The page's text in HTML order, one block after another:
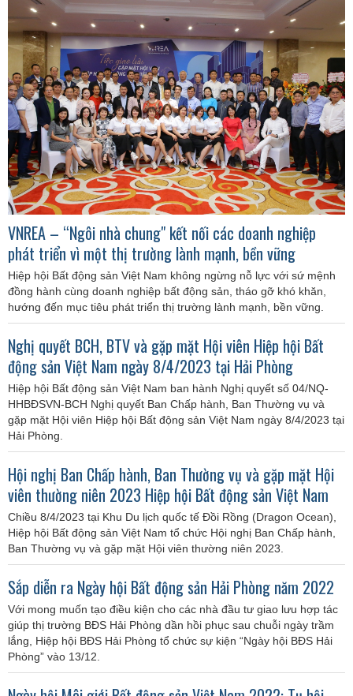
VNREA – “Ngôi nhà chung" kết nối các doanh nghiệp
phát triển vì một thị trường lành mạnh, bền vững
Hiệp hội Bất động sản Việt Nam không ngừng nỗ lực với sứ mệnh
đồng hành cùng doanh nghiệp bất động sản, tháo gỡ khó khăn,
hướng đến mục tiêu phát triển thị trường lành mạnh, bền vững.
Nghị quyết BCH, BTV và gặp mặt Hội viên Hiệp hội Bất
động sản Việt Nam ngày 8/4/2023 tại Hải Phòng
Hiệp hội Bất động sản Việt Nam ban hành Nghị quyết số 04/NQ-
HHBĐSVN-BCH Nghị quyết Ban Chấp hành, Ban Thường vụ và
gặp mặt Hội viên Hiệp hội Bất động sản Việt Nam ngày 8/4/2023 tại
Hải Phòng.
Hội nghị Ban Chấp hành, Ban Thường vụ và gặp mặt Hội
viên thường niên 2023 Hiệp hội Bất động sản Việt Nam
Chiều 8/4/2023 tại Khu Du lịch quốc tế Đồi Rồng (Dragon Ocean),
Hiệp hội Bất động sản Việt Nam tổ chức Hội nghị Ban Chấp hành,
Ban Thường vụ và gặp mặt Hội viên thường niên 2023.
Sắp diễn ra Ngày hội Bất động sản Hải Phòng năm 2022
Với mong muốn tạo điều kiện cho các nhà đầu tư giao lưu hợp tác
giúp thị trường BĐS Hải Phòng dần hồi phục sau chuỗi ngày trầm
lắng, Hiệp hội BĐS Hải Phòng tổ chức sự kiện “Ngày hội BĐS Hải
Phòng” vào 13/12.